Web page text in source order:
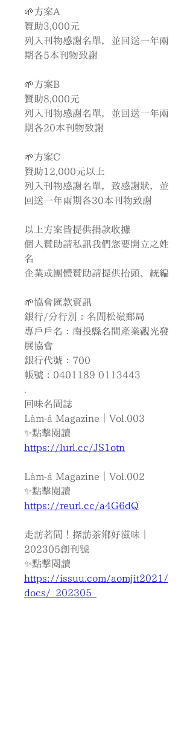
🌱方案A
贊助3,000元
列入刊物感謝名單，並回送一年兩
期各5本刊物致謝
🌱方案B
贊助8,000元
列入刊物感謝名單，並回送一年兩
期各20本刊物致謝
🌱方案C
贊助12,000元以上
列入刊物感謝名單，致感謝狀，並
回送一年兩期各30本刊物致謝
以上方案皆提供捐款收據
個人贊助請私訊我們您要開立之姓
名
企業或團體贊助請提供抬頭、統編
🌱協會匯款資訊
銀行/分行別：名間松嶺郵局
專戶戶名：南投縣名間產業觀光發
展協會
銀行代號：700
帳號：0401189 0113443
回味名間誌
Làm-á Magazine｜Vol.003
✨點擊閱讀
https://lurl.cc/JS1otn
Làm-á Magazine｜Vol.002
✨點擊閱讀
https://reurl.cc/a4G6dQ
走訪茗間！探訪茶鄉好滋味｜
202305創刊號
✨點擊閱讀
https://issuu.com/aomjit2021/
docs/_202305_